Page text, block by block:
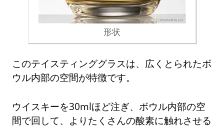
形状
このテイスティンググラスは、広くとられたボ
ウル内部の空間が特徴です。
ウイスキーを30mlほど注ぎ、ボウル内部の空
間で回して、よりたくさんの酸素に触れさせる